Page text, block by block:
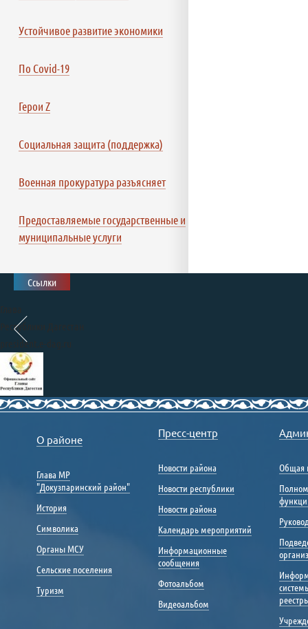
Устойчивое развитие экономики
По Covid-19
Герои Z
Социальная защита (поддержка)
Военная прокуратура разъясняет
Предоставляемые государственные и
муниципальные услуги
Ссылки
Республики Дагестан
president.e-dag.ru
Правительство
www.e-dag.ru
Единый портал государственных
и муниципальных услуг
gosuslugi.ru
Портал «Общественный
nadzor.e-dag.ru
Портал управления
общественными финансами
«Открытый бюджет»
portal.minfinrd.ru
Каталог информационных
Портал открытых
О районе
Глава МР
"Докузпаринский район"
История
Символика
Органы МСУ
Сельские поселения
Туризм
Пресс-центр
Новости района
Новости республики
Новости района
Календарь мероприятий
Информационные
сообщения
Фотоальбом
Видеоальбом
Общая